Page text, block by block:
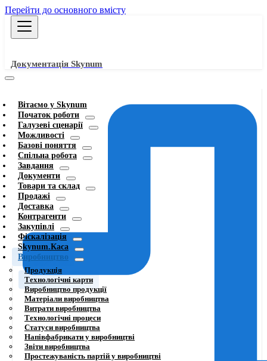
Перейти до основного вмісту
Документація Skynum
Вітаємо у Skynum
Початок роботи
Галузеві сценарії
Можливості
Базові поняття
Спільна робота
Завдання
Документи
Товари та склад
Продажі
Доставка
Контрагенти
Закупівлі
Фіскалізація
Skynum.Каса
Виробництво
Продукція
Технологічні карти
Виробництво продукції
Матеріали виробництва
Витрати виробництва
Технологічні процеси
Статуси виробництва
Напівфабрикати у виробництві
Звіти виробництва
Простежуваність партій у виробництві